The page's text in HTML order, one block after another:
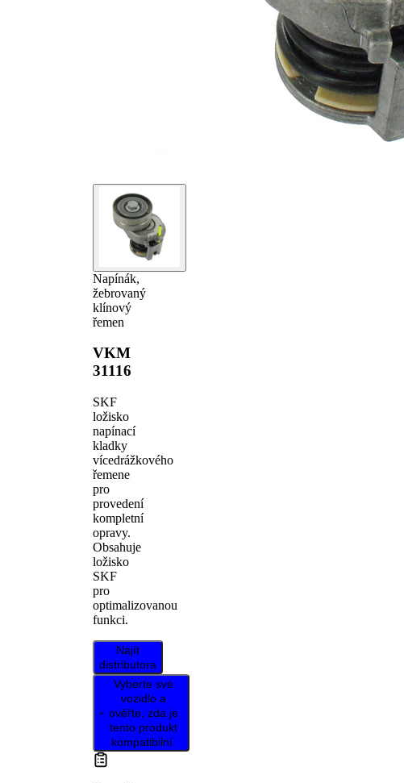
Napínák,
žebrovaný
klínový
řemen
VKM
31116
SKF
ložisko
napínací
kladky
vícedrážkového
řemene
pro
provedení
kompletní
opravy.
Obsahuje
ložisko
SKF
pro
optimalizovanou
funkci.
Najít
distributora
Vyberte své
vozidlo a
ověřte, zda je
tento produkt
kompatibilní.